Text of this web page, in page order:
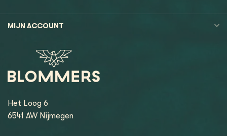
MIJN ACCOUNT
Het Loog 6
6541 AW Nijmegen